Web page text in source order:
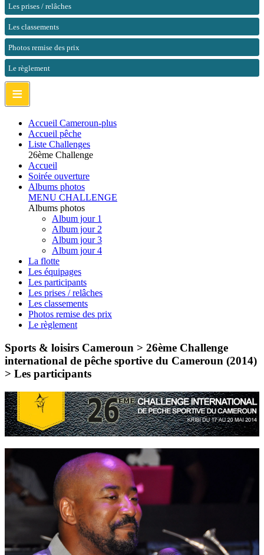
Les prises / relâches
Les classements
Photos remise des prix
Le règlement
≡
Accueil Cameroun-plus
Accueil pêche
Liste Challenges
26ème Challenge
Accueil
Soirée ouverture
Albums photos
MENU CHALLENGE
Albums photos
Album jour 1
Album jour 2
Album jour 3
Album jour 4
La flotte
Les équipages
Les participants
Les prises / relâches
Les classements
Photos remise des prix
Le règlement
Sports & loisirs Cameroun > 26ème Challenge
international de pêche sportive du Cameroun (2014)
> Les participants